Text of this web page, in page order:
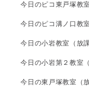
今日のピコ東戸塚教
今日のピコ溝ノ口教
今日の小岩教室（放
今日の小岩第２教室
今日の東戸塚教室（